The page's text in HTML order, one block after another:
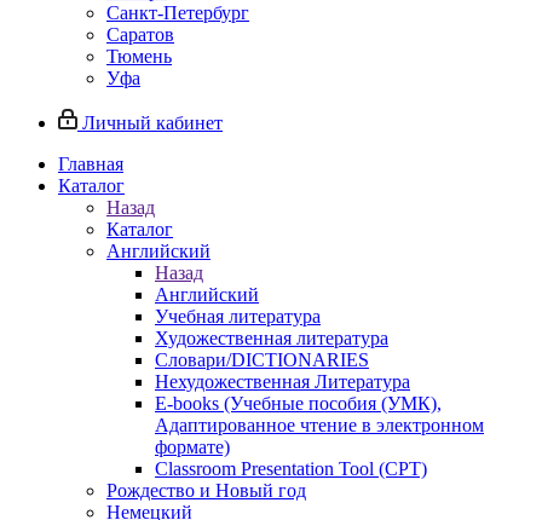
Санкт-Петербург
Саратов
Тюмень
Уфа
Личный кабинет
Главная
Каталог
Назад
Каталог
Английский
Назад
Английский
Учебная литература
Художественная литература
Словари/DICTIONARIES
Нехудожественная Литература
E-books (Учебные пособия (УМК),
Адаптированное чтение в электронном
формате)
Classroom Presentation Tool (CPT)
Рождество и Новый год
Немецкий